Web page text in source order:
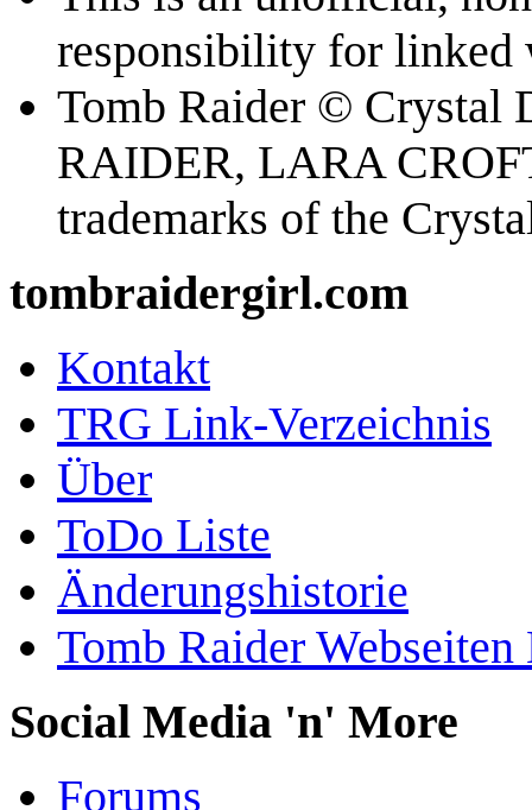
responsibility for linked
Tomb Raider © Crystal
RAIDER, LARA
trademarks of the
tombraidergirl.com
Kontakt
TRG Link-Verzeichnis
Über
ToDo Liste
Änderungshistorie
Tomb Raider
Social Media 'n' More
Forums